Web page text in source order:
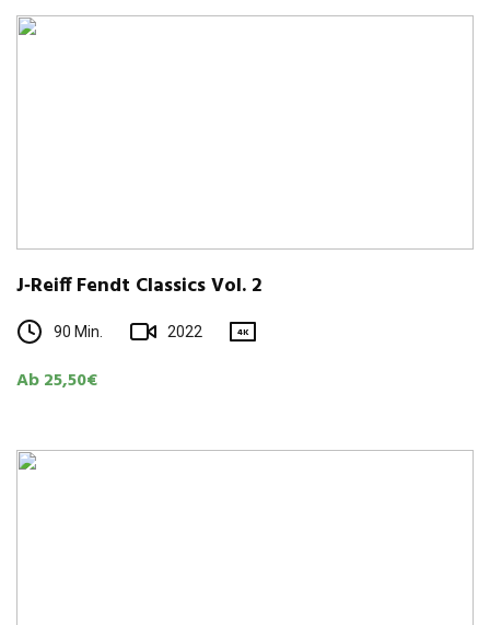
J‑Reiff Fendt Clas­sics Vol. 2
90 Min. 2022 4K
Ab 25,50€